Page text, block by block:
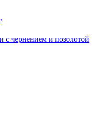
с чернением и позолотой